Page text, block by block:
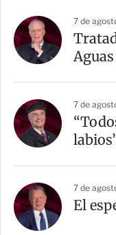
7 de
7 de
7 de
El